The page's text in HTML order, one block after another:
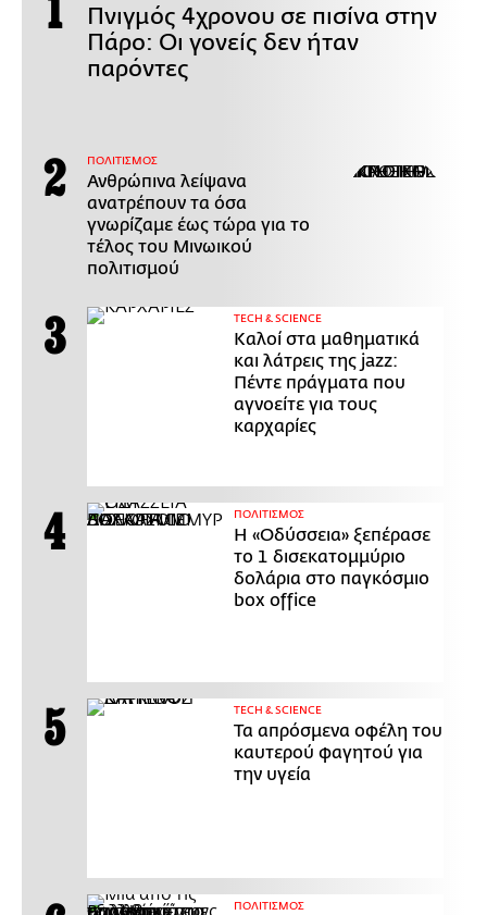
Πνιγμός 4χρονου σε πισίνα στην
Πάρο: Οι γονείς δεν ήταν
παρόντες
ΠΟΛΙΤΙΣΜΟΣ
Ανθρώπινα λείψανα
ανατρέπουν τα όσα
γνωρίζαμε έως τώρα για το
τέλος του Μινωικού
πολιτισμού
ΤECH & SCIENCE
Καλοί στα μαθηματικά
και λάτρεις της jazz:
Πέντε πράγματα που
αγνοείτε για τους
καρχαρίες
ΠΟΛΙΤΙΣΜΟΣ
Η «Οδύσσεια» ξεπέρασε
το 1 δισεκατομμύριο
δολάρια στο παγκόσμιο
box office
ΤECH & SCIENCE
Τα απρόσμενα οφέλη του
καυτερού φαγητού για
την υγεία
ΠΟΛΙΤΙΣΜΟΣ